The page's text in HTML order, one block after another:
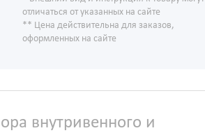
отличаться от указанных на сайте
** Цена действительна для заказов,
оформленных на сайте
внутривенного и